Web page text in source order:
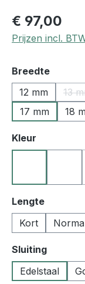
€ 97,00
Prijzen incl.
Selecteer
Breedte
12 mm
13
17 mm 18
Selecteer
Kleur
Selecteer
Lengte
Kort
Selecteer
Sluiting
Edelstaal